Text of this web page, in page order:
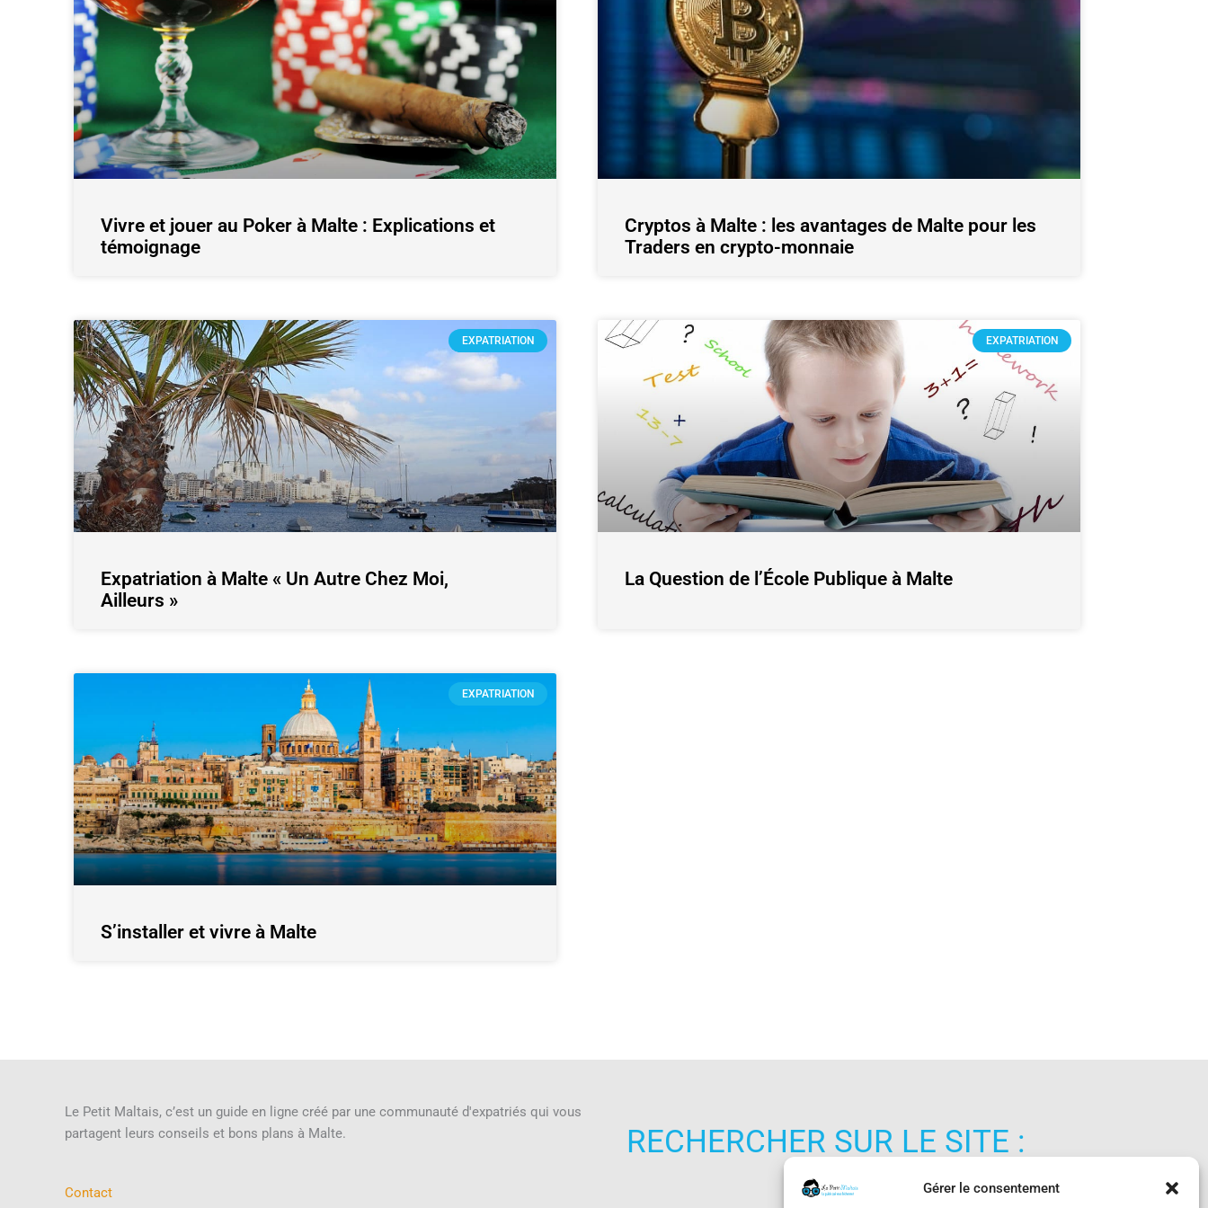
Gérer le consentement
Vivre et jouer au Poker à Malte : Explications et
témoignage
Cryptos à Malte : les avantages de Malte pour les
Traders en crypto-monnaie
EXPATRIATION
Expatriation à Malte « Un Autre Chez Moi,
Ailleurs »
EXPATRIATION
La Question de l’École Publique à Malte
EXPATRIATION
S’installer et vivre à Malte
Le Petit Maltais, c’est un guide en ligne créé par une communauté d'expatriés qui vous
partagent leurs conseils et bons plans à Malte.
Contact
RECHERCHER SUR LE SITE :